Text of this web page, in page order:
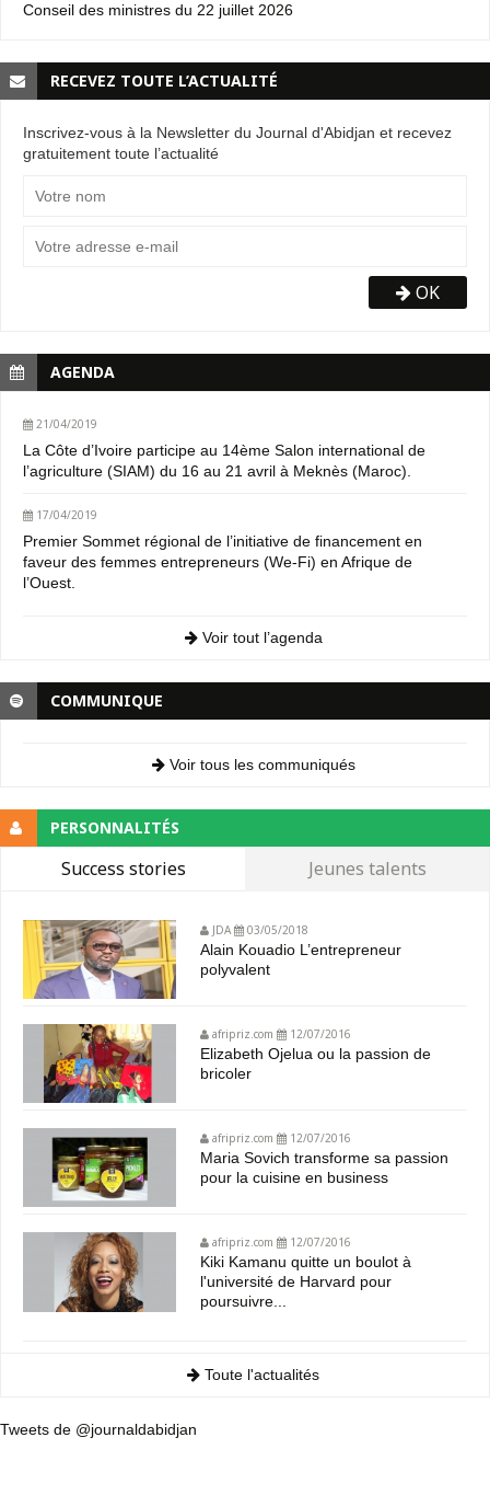
Conseil des ministres du 22 juillet 2026
RECEVEZ TOUTE L’ACTUALITÉ
Inscrivez-vous à la Newsletter du Journal d'Abidjan et recevez
gratuitement toute l’actualité
OK
AGENDA
21/04/2019
La Côte d’Ivoire participe au 14ème Salon international de
l’agriculture (SIAM) du 16 au 21 avril à Meknès (Maroc).
17/04/2019
Premier Sommet régional de l’initiative de financement en
faveur des femmes entrepreneurs (We-Fi) en Afrique de
l’Ouest.
Voir tout l’agenda
COMMUNIQUE
Voir tous les communiqués
PERSONNALITÉS
Success stories Jeunes talents
JDA 03/05/2018
Alain Kouadio L’entrepreneur
polyvalent
afripriz.com 12/07/2016
Elizabeth Ojelua ou la passion de
bricoler
afripriz.com 12/07/2016
Maria Sovich transforme sa passion
pour la cuisine en business
afripriz.com 12/07/2016
Kiki Kamanu quitte un boulot à
l'université de Harvard pour
poursuivre...
Toute l'actualités
Tweets de @journaldabidjan